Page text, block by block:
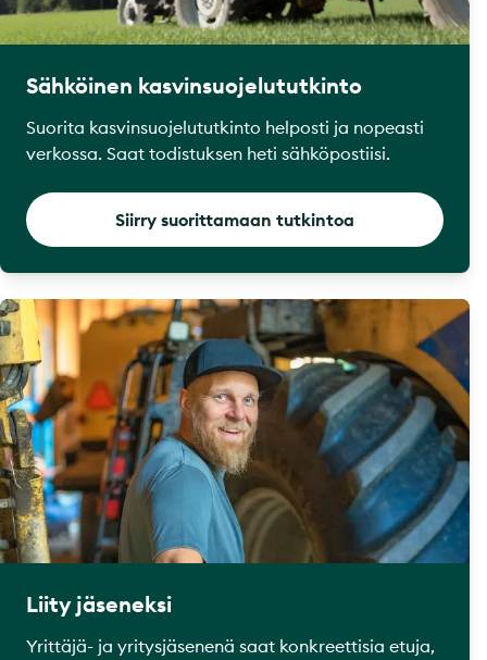
Sähköinen kasvinsuojelututkinto
Suorita kasvinsuojelututkinto helposti ja nopeasti
verkossa. Saat todistuksen heti sähköpostiisi.
Siirry suorittamaan tutkintoa
Liity jäseneksi
Yrittäjä- ja yritysjäsenenä saat konkreettisia etuja,